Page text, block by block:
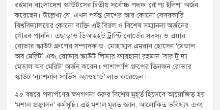
রহমান বাংলাদেশ স্কাউটসের দ্বিতীয় সর্বোচ্চ পদক ‘রৌপ্য ইলিশ’ অর্জন
করেছেন। উল্লেখ্য যে, এখন পর্যন্ত দেশের আর কোনো বেসরকারি
বিশ্ববিদ্যালয়ের কোনো ব্যক্তি এই বিরল ও বিশেষ সম্মাননা অর্জনের
গৌরব পাননি। এছাড়াও ডিআইইউ ট্রাস্টি বোর্ডের সদস্য ও এয়ার
রোভার স্কাউট গ্রুপের সম্পাদক ড. মোহাম্মদ এমরান হোসেন ‘মেডাল
অব মেরিট’ এবং রোভার স্কাউট লিডার ফারহানা রহমান ‘বার টু দ্য
মেডাল অব মেরিট’ অর্জন করেন। পাশাপাশি গ্রুপের তিনজন রোভার
স্কাউট ‘ন্যাশনাল সার্ভিস অ্যাওয়ার্ড’ লাভ করেছেন।
২৫ বছরে পদার্পণের ক্ষণগণনা শুরুর বিশেষ মুহূর্ত হিসেবে আয়োজিত হয়
‘মশাল প্রজ্বালন’ কর্মসূচি। এই মশাল মূলত জ্ঞান, আলোকিত ভবিষ্যৎ এবং